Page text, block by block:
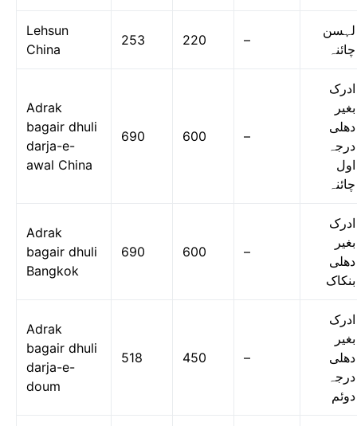
Lehsun
China
253 220 –
لہسن
چائنہ
Adrak
bagair dhuli
darja-e-
awal China
690 600 –
ادرک
بغیر
دھلی
درجہ
اول
چائنہ
Adrak
bagair dhuli
Bangkok
690 600 –
ادرک
بغیر
دھلی
بنکاک
Adrak
bagair dhuli
darja-e-
doum
518 450 –
ادرک
بغیر
دھلی
درجہ
دوئم